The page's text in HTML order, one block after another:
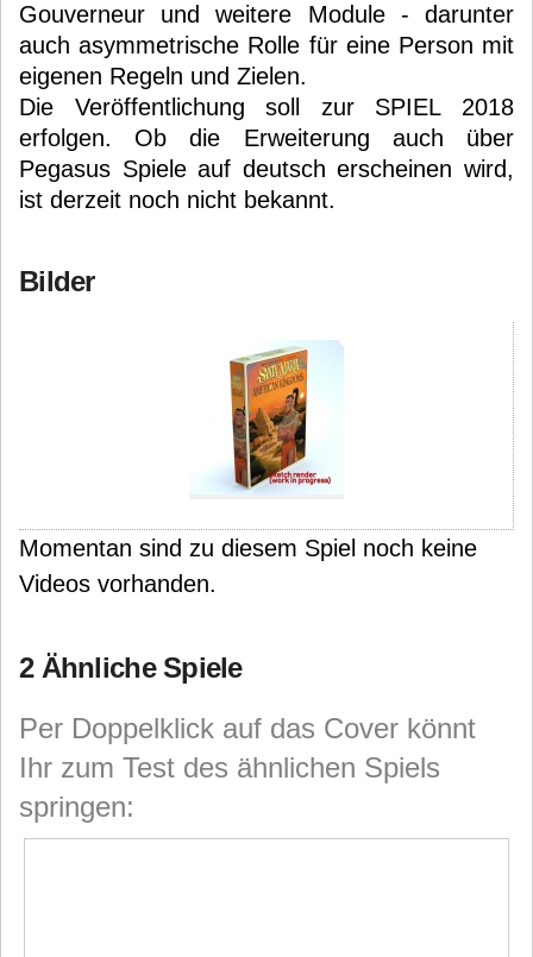
Gouverneur und weitere Module - darunter
auch asymmetrische Rolle für eine Person mit
eigenen Regeln und Zielen.
Die Veröffentlichung soll zur SPIEL 2018
erfolgen. Ob die Erweiterung auch über
Pegasus Spiele auf deutsch erscheinen wird,
ist derzeit noch nicht bekannt.
Bilder
Momentan sind zu diesem Spiel noch keine
Videos vorhanden.
2 Ähnliche Spiele
Per Doppelklick auf das Cover könnt
Ihr zum Test des ähnlichen Spiels
springen: